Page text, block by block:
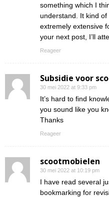
something which I
understand. It kind
extremely extensive
your next post, I’ll
Reageer
Subsidie voor
30 mei 2022 at 9:33 pm
It’s hard to find
you sound like you
Thanks
Reageer
scootmobielen
30 mei 2022 at 10:19 pm
I have read several
bookmarking for